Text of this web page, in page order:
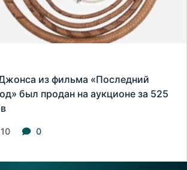
из фильма «Последний
был продан на аукционе за 525
0